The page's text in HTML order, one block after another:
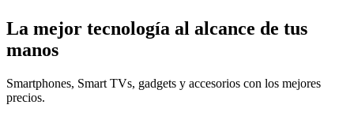
La mejor tecnología al alcance de tus
manos
Smartphones, Smart TVs, gadgets y accesorios con los mejores
precios.